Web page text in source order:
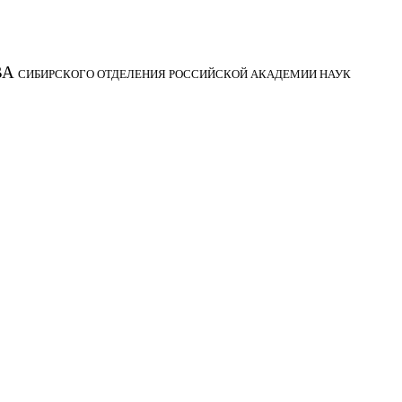
СИБИРСКОГО ОТДЕЛЕНИЯ РОССИЙСКОЙ АКАДЕМИИ НАУК